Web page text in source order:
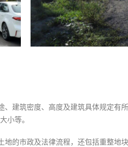
建筑密度、高度及建筑具体规定有
小等。
的市政及法律流程，还包括重整地